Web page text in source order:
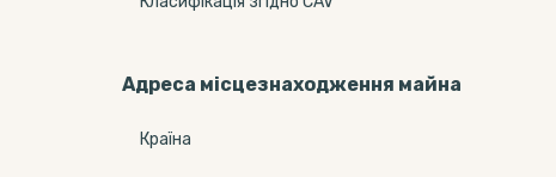
Адреса місцезнаходження майна
Країна